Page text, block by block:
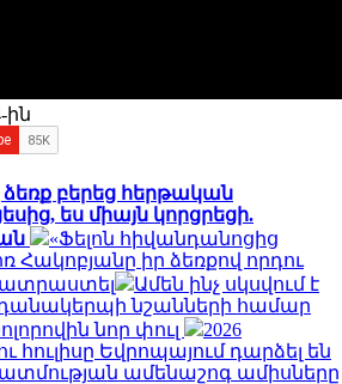
ին
ձեռք բերեց հերթական
ես միայն կորցրեցի.
«Ֆելոն հիվանդանոցից
Հակոբյանը իր ձեռքով որդու
Ամեն ինչ սկսվում է
նշանների համար
նոր փուլ
2026
հուլիսը Եվրոպայում դարձել են
ամենաշոգ ամիսները